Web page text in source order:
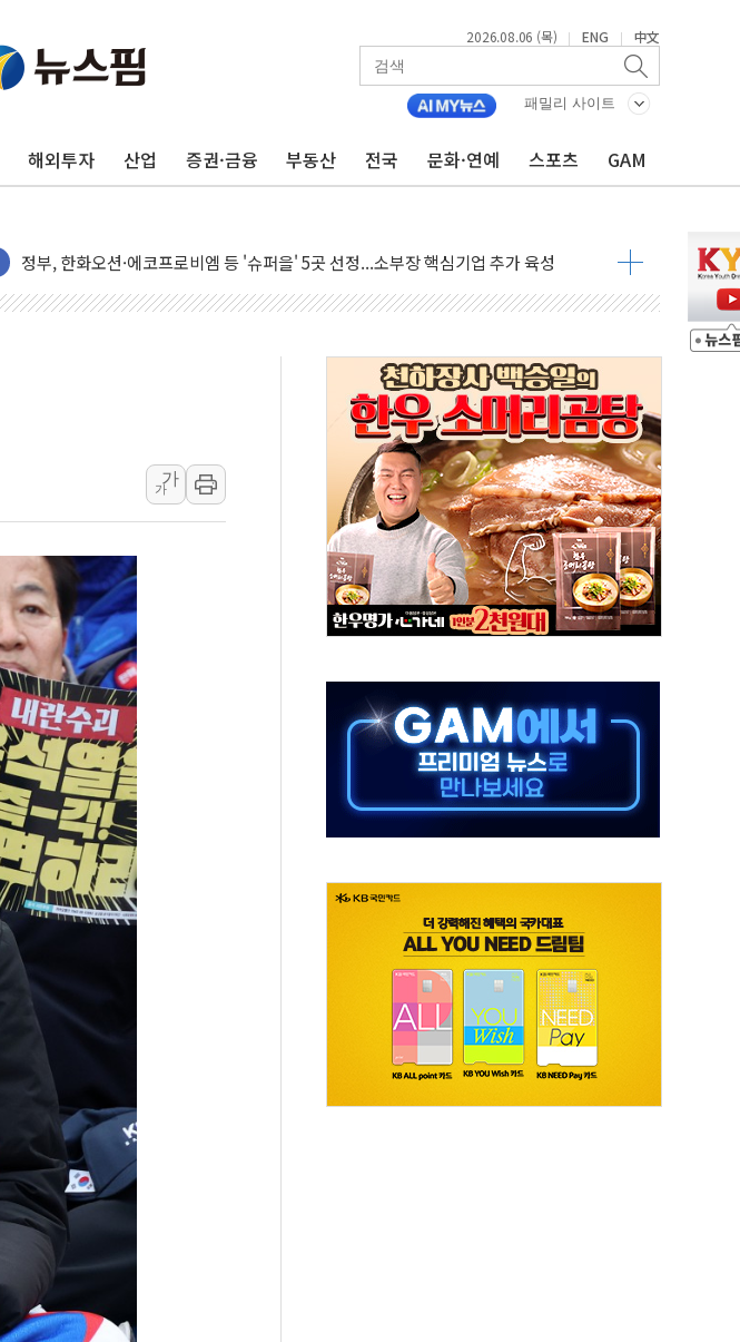
2026.08.06 (목) | ENG | 中文
패밀리 사이트
해외투자 산업 증권·금융 부동산 전국 문화·연예 스포츠 GAM
[AI 카드뉴스] 어린이집·유치원 비상! 수족구병이 다시 유행합니다.
운수업·기업활동 '원스톱'으로...데이터처, 기업 3만1000곳 경제통계조사
공정위 "국고채 PD 15곳, 관행 아닌 담합…76조2000억 입찰 영향"
중소기업 기술자료 중국 계열사에 넘긴 세라젬…공정위 과징금 4억3200만원
국표원, 해외직구 물놀이기구·유아용품 등 94개 제품 안전기준 '부적합'
쉐이크쉑, 남양주 현대아울렛에 '다산점' 열어
부모가 정부24에서 자녀 출입국증명서 발급…7일부터 온라인 대리 신청 가능
소방청, 전국 시·도 구급과장 회의…중증환자 이송체계 전국 확대 점검
'달라진 임신·출산·육아 지원 한눈에'…인사처, 공무원 인사제도 안내서 발간
정청래 "2차 TV토론으로 게임 끝…김민석, 신천지 허위신고에 배신 사과 안 해"
윤상현, 사관학교 통합 비판…"국방개혁은 정치적 감정 따라 추진해선 안 돼"
펄어비스, 붉은사막 영상 콘테스트 '비욘드 디 어비스' 수상작 발표
현대리바트, '2026 코리아빌드위크' 참가…리모델링 상담 제공
[K메이커] 코셔에서 할랄까지…대상, 종가가 넘은 건 국경 아닌 '식문화 장벽'
[특징주] 비철금속 업종 11% 급등…구리 가격 상승 전망 부각
흥국자산운용, 코스닥 성장주 담은 채권혼합 펀드 2종 출시
외국인 돌아왔지만 …'삼전·하이닉스'는 사고 급등주는 팔았다
가
가